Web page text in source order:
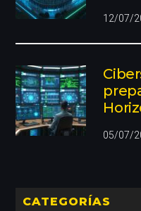
12/07/
05/07/
CATEGORÍAS